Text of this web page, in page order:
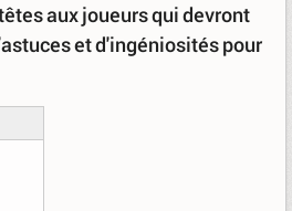
aux joueurs qui devront
et d'ingéniosités pour